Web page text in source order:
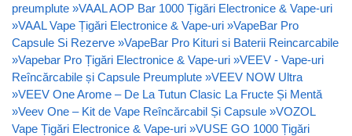
preumplute »VAAL AOP Bar 1000 Țigări Electronice & Vape-uri
»VAAL Vape Țigări Electronice & Vape-uri »VapeBar Pro
Capsule Si Rezerve »VapeBar Pro Kituri si Baterii Reincarcabile
»Vapebar Pro Țigări Electronice & Vape-uri »VEEV - Vape-uri
Reîncărcabile și Capsule Preumplute »VEEV NOW Ultra
»VEEV One Arome – De La Tutun Clasic La Fructe Și Mentă
»Veev One – Kit de Vape Reîncărcabil Și Capsule »VOZOL
Vape Țigări Electronice & Vape-uri »VUSE GO 1000 Țigări